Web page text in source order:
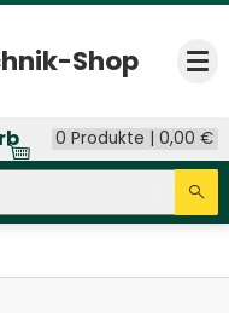
Shop
0 Produkte |0,00€